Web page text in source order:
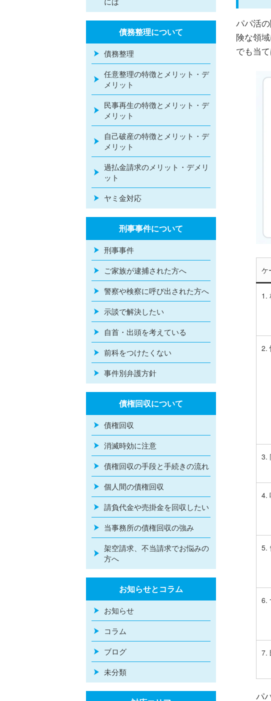
パパ活
険な領
でも当
ケ
1.
2.
3.
4.
5.
6.
7.
パ
債務整理について
債務整理
任意整理の特徴とメリット・デ
メリット
民事再生の特徴とメリット・デ
メリット
自己破産の特徴とメリット・デ
メリット
過払金請求のメリット・デメリ
ット
ヤミ金対応
刑事事件について
刑事事件
ご家族が逮捕された方へ
警察や検察に呼び出された方へ
示談で解決したい
自首・出頭を考えている
前科をつけたくない
事件別弁護方針
債権回収について
債権回収
消滅時効に注意
債権回収の手段と手続きの流れ
個人間の債権回収
請負代金や売掛金を回収したい
当事務所の債権回収の強み
架空請求、不当請求でお悩みの
方へ
お知らせとコラム
お知らせ
コラム
ブログ
未分類